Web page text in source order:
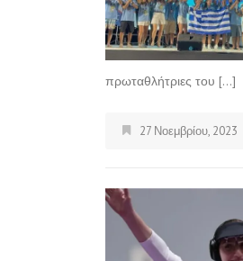
πρωταθλήτριες του […]
27 Νοεμβρίου, 2023